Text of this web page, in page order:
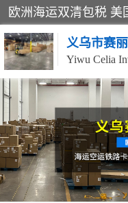
义乌市赛
美森快船
加拿大海运/空运-双
门
墨西哥海运/空运-双